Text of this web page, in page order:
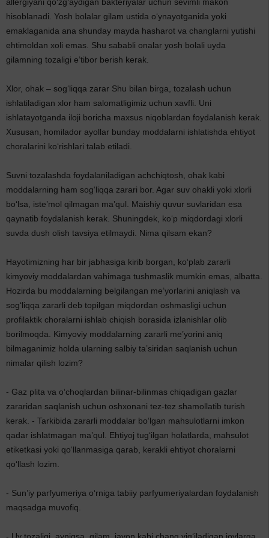
hisoblanadi. Yosh bolalar gilam ustida o‘ynayotganida yoki
emaklaganida ana shunday mayda hasharot va changlarni yutishi
ehtimoldan xoli emas. Shu sababli onalar yosh bolali uyda
gilamning tozaligi e’tibor berish kerak.
Xlor, ohak – sog‘liqqa zarar Shu bilan birga, tozalash uchun
ishlatiladigan xlor ham salomatligimiz uchun xavfli. Uni
ishlatayotganda iloji boricha maxsus niqoblardan foydalanish kerak.
Xususan, homilador ayollar bunday moddalarni ishlatishda ehtiyot
choralarini ko‘rishlari talab etiladi.
Suvni tozalashda foydalaniladigan achchiqtosh, ohak kabi
moddalarning ham sog‘liqqa zarari bor. Agar suv ohakli yoki xlorli
bo‘lsa, iste’mol qilmagan ma’qul. Maishiy quvur suvlaridan esa
qaynatib foydalanish kerak. Shuningdek, ko‘p miqdordagi xlorli
suvda dush olish tavsiya etilmaydi. Nima qilsam ekan?
Hayotimizning har bir jabhasiga kirib borgan, ko‘plab zararli
kimyoviy moddalardan vahimaga tushmaslik mumkin emas, albatta.
Hozirda bu moddalarning belgilangan me’yorlarini aniqlash va
sog‘liqqa zararli deb topilgan miqdordan oshmasligi uchun
profilaktik choralarni ishlab chiqish borasida izlanishlar olib
borilmoqda. Kimyoviy moddalarning zararli me’yorini aniq
bilmaganimiz holda ularning salbiy ta’siridan saqlanish uchun
nimalar qilish lozim?
- Gaz plita va o‘choqlardan bilinar-bilinmas chiqadigan gazlar
zararidan saqlanish uchun oshxonani tez-tez shamollatib turish
kerak. - Tarkibida zararli moddalar bo‘lgan mahsulotlarni imkon
qadar ishlatmagan ma’qul. Ehtiyoj tug‘ilgan holatlarda, mahsulot
etiketkasi yoki qo‘llanmasiga qarab, kerakli ehtiyot choralarni
qo‘llash lozim.
- Sun’iy parfyumeriya o‘rniga tabiiy parfyumeriyalardan foydalanish
maqsadga muvofiq.